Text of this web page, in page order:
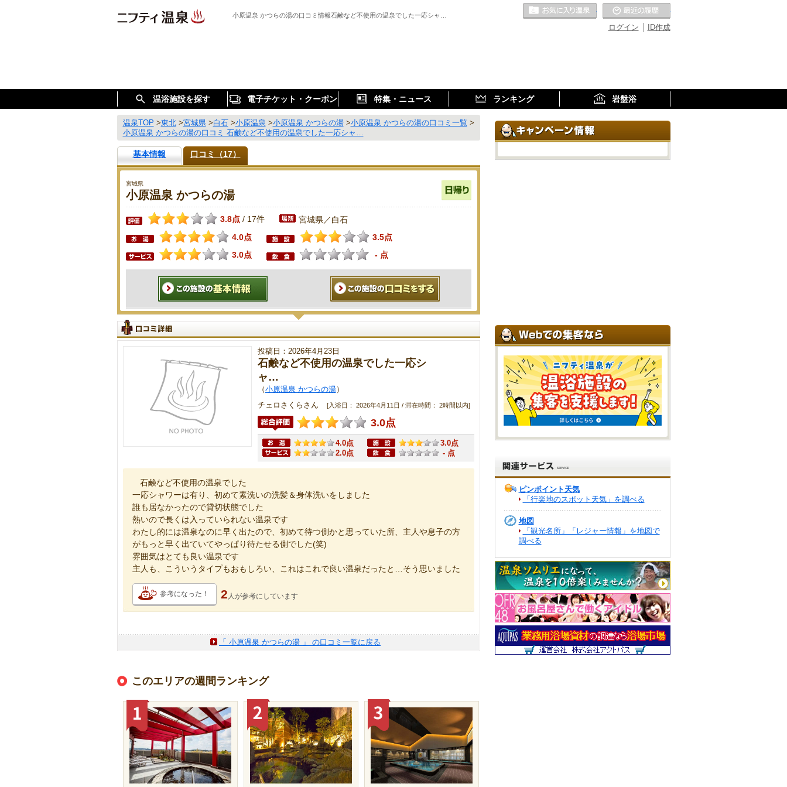
小原温泉 かつらの湯の口コミ情報石鹸など不使用の温泉でした一応シャ…
ID作成
ログイン
お気に入りの温泉
温浴施設を探す 電子チケット・クーポン 特集・ニュース ランキング 岩盤浴
温泉TOP >東北>宮城県>白石>小原温泉 >小原温泉 かつらの湯>小原温泉 かつらの湯の口コミ一覧 >
小原温泉 かつらの湯の口コミ 石鹸など不使用の温泉でした一応シャ…
基本情報 口コミ（17）
宮城県
小原温泉 かつらの湯
3.8点 / 17件 宮城県／白石
4.0点
3.5点
3.0点
- 点
投稿日：2026年4月23日
石鹸など不使用の温泉でした一応シ
ャ…
（小原温泉 かつらの湯）
チェロさくらさん
[入浴日： 2026年4月11日 / 滞在時間： 2時間以内]
3.0点
4.0点
3.0点
2.0点
- 点
石鹸など不使用の温泉でした
一応シャワーは有り、初めて素洗いの洗髪＆身体洗いをしました
誰も居なかったので貸切状態でした
熱いので長くは入っていられない温泉です
わたし的には温泉なのに早く出たので、初めて待つ側かと思っていた所、主人や息子の方
がもっと早く出ていてやっぱり待たせる側でした(笑)
雰囲気はとても良い温泉です
主人も、こういうタイプもおもしろい、これはこれで良い温泉だったと…そう思いました
参考になった！ 2 人が参考にしています
「 小原温泉 かつらの湯 」 の口コミ一覧に戻る
このエリアの週間ランキング
ピンポイント天気
「行楽地のスポット天気」を調べる
地図
「観光名所」「レジャー情報」を地図で
調べる